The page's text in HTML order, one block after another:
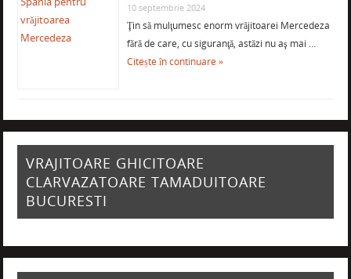
10 septembrie 2024
Ţin să mulţumesc enorm vrăjitoarei Mercedeza
fără de care, cu siguranţă, astăzi nu aş mai …
Citește în continuare »
VRAJITOARE GHICITOARE
CLARVAZATOARE TAMADUITOARE
BUCURESTI